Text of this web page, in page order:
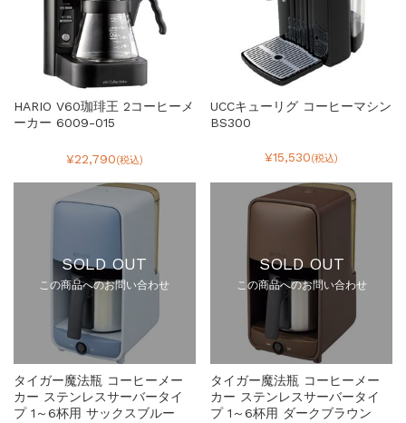
HARIO V60珈琲王 2コーヒーメ
ーカー 6009-015
¥22,790(税込)
UCCキューリグ コーヒーマシン
BS300
¥15,530(税込)
SOLD OUT
この商品へのお問い合わせ
タイガー魔法瓶 コーヒーメー
カー ステンレスサーバータイ
プ 1～6杯用 サックスブルー
SOLD OUT
この商品へのお問い合わせ
タイガー魔法瓶 コーヒーメー
カー ステンレスサーバータイ
プ 1～6杯用 ダークブラウン